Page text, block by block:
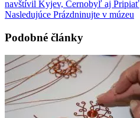
navštívil Kyjev, Černobyľ aj Pripiať
Nasledujúce Prázdninujte v múzeu
Podobné články